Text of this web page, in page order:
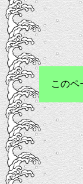
このペ